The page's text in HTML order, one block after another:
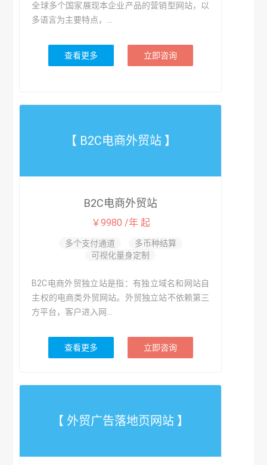
全球多个国家展现本企业产品的营销型网站，以
多语言为主要特点，...
查看更多 立即咨询
【 B2C电商外贸站 】
B2C电商外贸站
￥9980 /年 起
多个支付通道
多币种结算
可视化量身定制
B2C电商外贸独立站是指：有独立域名和网站自
主权的电商类外贸网站。外贸独立站不依赖第三
方平台，客户进入网...
查看更多 立即咨询
【 外贸广告落地页网站 】